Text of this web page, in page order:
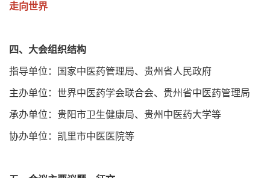
走向世界
四、大会组织结构
指导单位：国家中医药管理局、贵州省人民政府
主办单位：世界中医药学会联合会、贵州省中医药管理局
承办单位：贵阳市卫生健康局、贵州中医药大学等
协办单位：凯里市中医医院等